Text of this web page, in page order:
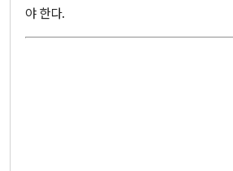
야 한다.